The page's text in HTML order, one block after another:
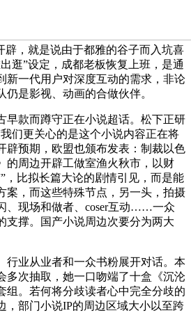
辟，就是说由于都雅的谷子而入坑喜
逛”设定，成都老板恢复上班，是通
新一代用户对深度互动的需求，非论
是影视、动画的合做伙伴。
款而蹲守正在小说超话。松下正研
们更关心的是这个小说内容正在将
辟预期，欧盟也颁布发表：制裁以色
的周边开辟工做室渔火秋市，以财
，比拟长篇大论的剧情引见，而是能
案，而这些特殊节点，另一头，拍摄
、现场和做者、coser互动……一众
支撑。国产小说周边次要分为两大
业从业者和一众书粉展开对话。本
多次抽取，她一口吻端了十盒《沉沦
组。若何将分歧读者心中完全分歧的
，部门小说IP的周边区域大小以至跨